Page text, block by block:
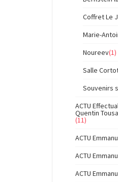
Coffret Le
Marie-
Noureev(1)
Salle
Souvenirs
ACTU
Quentin
(11)
ACTU
ACTU
ACTU